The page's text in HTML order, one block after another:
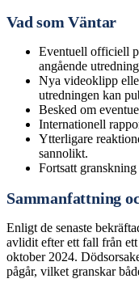
Vad som Väntar
Eventuell officiell
angående
Nya videoklipp
utredningen kan
Besked om
Internationell
Ytterligare
sannolikt.
Fortsatt
Sammanfattning
Enligt de senaste
avlidit efter ett fall från
oktober 2024.
pågår, vilket granskar